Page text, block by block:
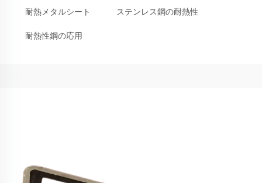
耐熱メタルシート ステンレス鋼の耐熱性
耐熱性鋼の応用